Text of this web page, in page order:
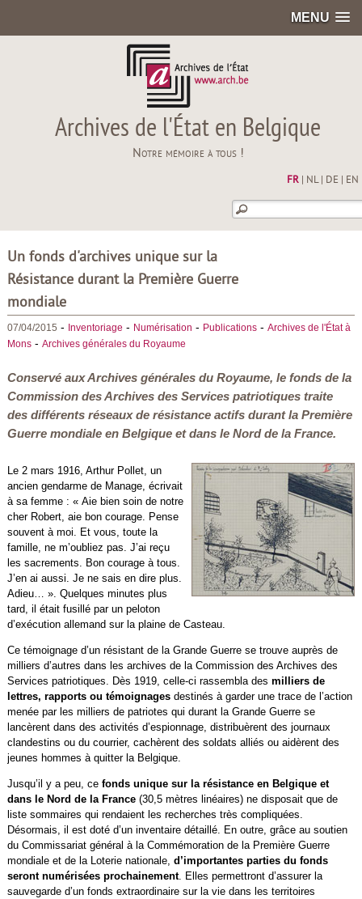
MENU
Archives de l'État en Belgique
Notre mémoire à tous !
FR| NL| DE EN
Un fonds d'archives unique sur la
Résistance durant la Première Guerre
mondiale
07/04/2015 - Inventoriage - Numérisation - Publications- Archives de l'État à
Mons- Archives générales du Royaume
Conservé aux Archives générales du Royaume, le fonds de la
Commission des Archives des Services patriotiques traite
des différents réseaux de résistance actifs durant la Première
Guerre mondiale en Belgique et dans le Nord de la France.
Le 2 mars 1916, Arthur Pollet, un
ancien gendarme de Manage, écrivait
à sa femme : « Aie bien soin de notre
cher Robert, aie bon courage. Pense
souvent à moi. Et vous, toute la
famille, ne m’oubliez pas. J’ai reçu
les sacrements. Bon courage à tous.
J’en ai aussi. Je ne sais en dire plus.
Adieu… ». Quelques minutes plus
tard, il était fusillé par un peloton
d’exécution allemand sur la plaine de Casteau.
Ce témoignage d’un résistant de la Grande Guerre se trouve auprès de
milliers d’autres dans les archives de la Commission des Archives des
Services patriotiques. Dès 1919, celle-ci rassembla des milliers de
lettres, rapports ou témoignages destinés à garder une trace de l’action
menée par les milliers de patriotes qui durant la Grande Guerre se
lancèrent dans des activités d’espionnage, distribuèrent des journaux
clandestins ou du courrier, cachèrent des soldats alliés ou aidèrent des
jeunes hommes à quitter la Belgique.
Jusqu’il y a peu, ce fonds unique sur la résistance en Belgique et
dans le Nord de la France (30,5 mètres linéaires) ne disposait que de
liste sommaires qui rendaient les recherches très compliquées.
Désormais, il est doté d’un inventaire détaillé. En outre, grâce au soutien
du Commissariat général à la Commémoration de la Première Guerre
mondiale et de la Loterie nationale, d’importantes parties du fonds
seront numérisées prochainement. Elles permettront d’assurer la
sauvegarde d’un fonds extraordinaire sur la vie dans les territoires